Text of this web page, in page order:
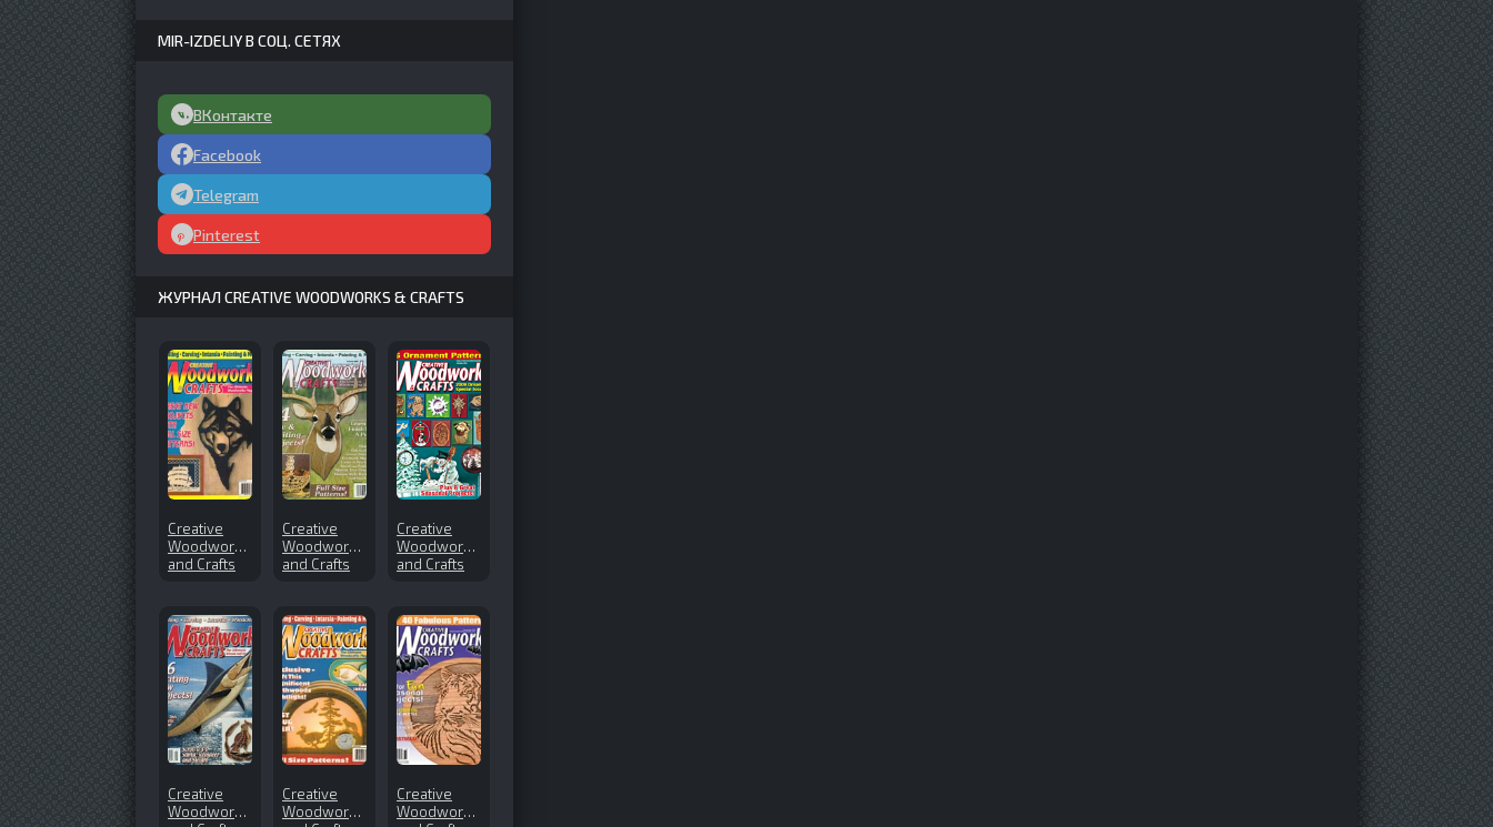
MIR-IZDELIY В СОЦ. СЕТЯХ
ВКонтакте
Facebook
Telegram
Pinterest
ЖУРНАЛ CREATIVE WOODWORKS & CRAFTS
Creative
Woodworks
and Crafts
Creative
Woodworks
and Crafts
Creative
Woodworks
and Crafts
Creative
Woodworks
Creative
Woodworks
Creative
Woodworks